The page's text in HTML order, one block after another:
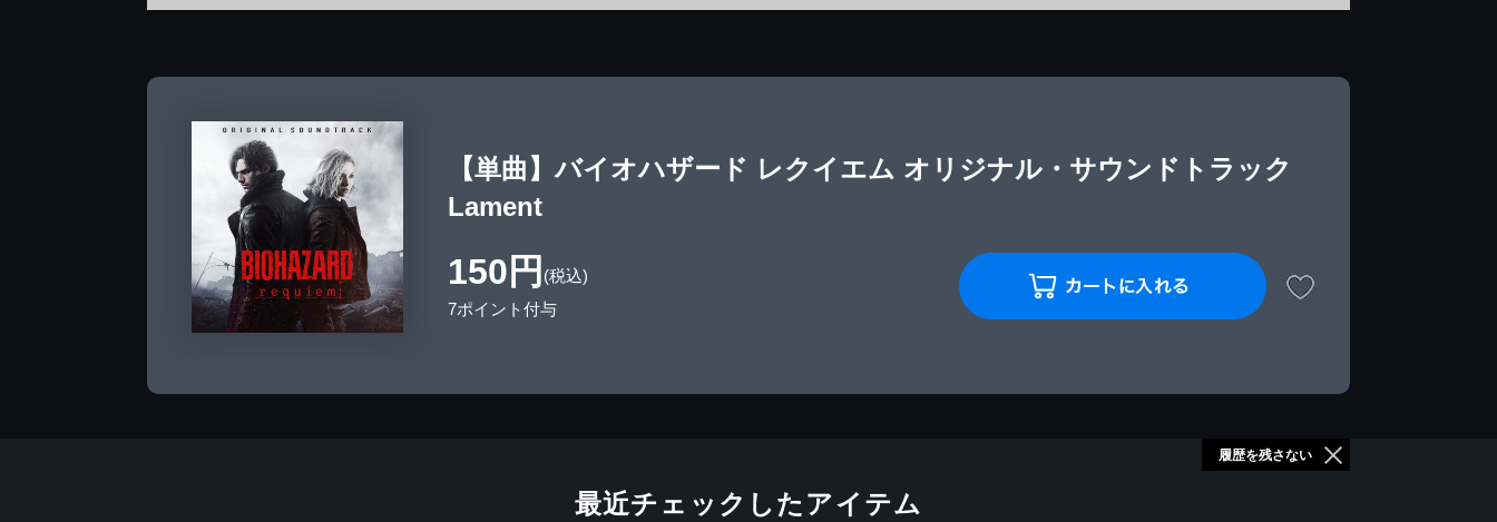
【単曲】バイオハザード レクイエム オリジナル・サウンドトラック
Lament
150円 (税込)
7ポイント付与
最近チェックしたアイテム
履歴を残さない